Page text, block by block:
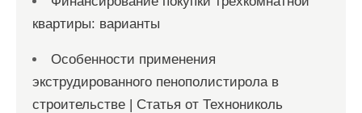
квартиры: варианты
Особенности применения
экструдированного пенополистирола в
строительстве | Статья от Технониколь